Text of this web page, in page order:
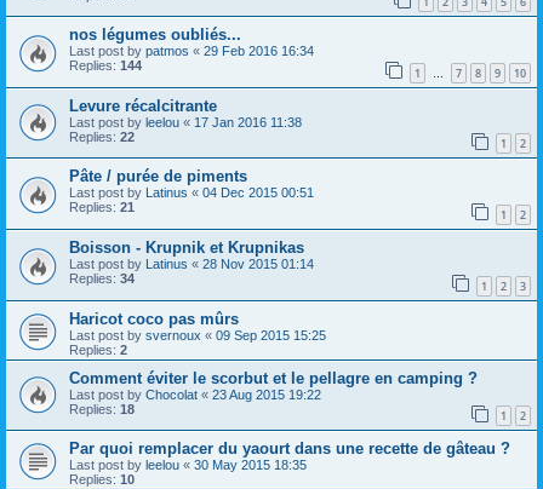
nos légumes oubliés...
Last post by patmos « 29 Feb 2016 16:34
Replies: 144 1 … 7 8 9 10
Levure récalcitrante
Last post by leelou « 17 Jan 2016 11:38
Replies: 22 1 2
Pâte / purée de piments
Last post by Latinus « 04 Dec 2015 00:51
Replies: 21 1 2
Boisson - Krupnik et Krupnikas
Last post by Latinus « 28 Nov 2015 01:14
Replies: 34 1 2 3
Haricot coco pas mûrs
Last post by svernoux « 09 Sep 2015 15:25
Replies: 2
Comment éviter le scorbut et le pellagre en camping ?
Last post by Chocolat « 23 Aug 2015 19:22
Replies: 18 1 2
Par quoi remplacer du yaourt dans une recette de gâteau ?
Last post by leelou « 30 May 2015 18:35
Replies: 10